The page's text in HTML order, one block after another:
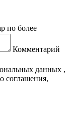
по более
Комментарий
данных ,
соглашения,